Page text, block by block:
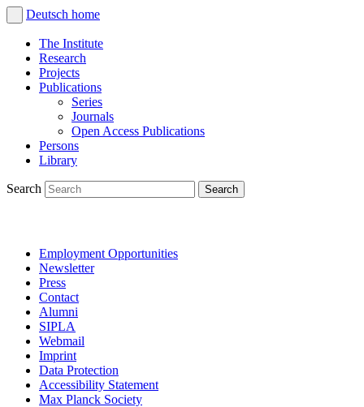
Deutsch home
The Institute
Research
Projects
Publications
Series
Journals
Open Access Publications
Persons
Library
Search
Employment Opportunities
Newsletter
Press
Contact
Alumni
SIPLA
Webmail
Imprint
Data Protection
Accessibility Statement
Max Planck Society